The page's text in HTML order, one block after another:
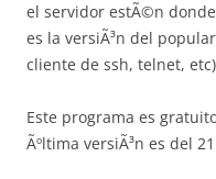
el servidor estÃ©n
es la versiÃ³n del
cliente de ssh, telnet,
Este programa es
Ãºltima versiÃ³n es del